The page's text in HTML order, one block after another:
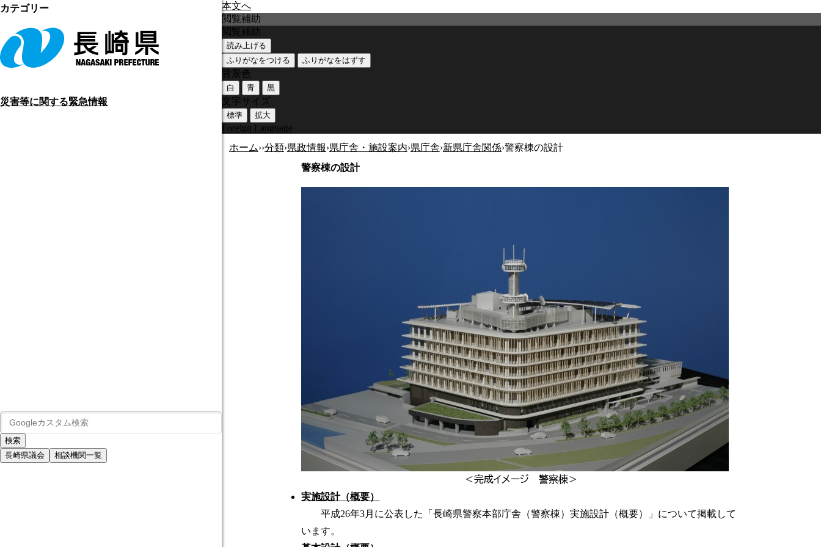
本文へ
災害等に関する緊急情報
長崎県議会 相談機関一覧
閲覧補助
閲覧補助
読み上げる
ふりがなをつける
ふりがなをはずす
背景色
白 青 黒
文字サイズ
標準 拡大
Foreign Language
ホーム››分類›県政情報›県庁舎・施設案内›県庁舎›新県庁舎関係›警察棟の設計
警察棟の設計
＜完成イメージ 警察棟＞
実施設計（概要）
平成26年3月に公表した「長崎県警察本部庁舎（警察棟）実施設計（概要）」について掲載して
います。
カテゴリー